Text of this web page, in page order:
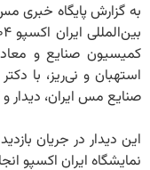
به گزارش پایگاه خبری
کمیسیون صنایع و
استهبان و نی‌ریز، با
صنایع مس ایران، دیدار
این دیدار در جریان
نمایشگاه ایران اکسپو